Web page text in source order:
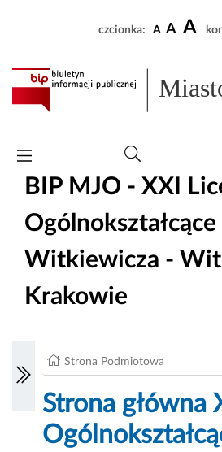
czcionka: A A A
BIP MJO - XXI
Ogólnokształcące
Witkiewicza -
Krakowie
Strona Podmiotowa
Strona główna